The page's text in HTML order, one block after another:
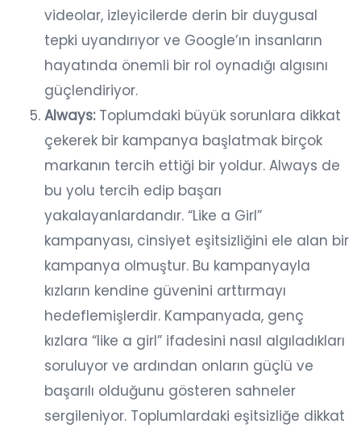
videolar, izleyicilerde derin bir duygusal
tepki uyandırıyor ve Google’ın insanların
hayatında önemli bir rol oynadığı algısını
güçlendiriyor.
Always:Toplumdaki büyük sorunlara dikkat
çekerek bir kampanya başlatmak birçok
markanın tercih ettiği bir yoldur. Always de
bu yolu tercih edip başarı
yakalayanlardandır. “Like a Girl”
kampanyası, cinsiyet eşitsizliğini ele alan bir
kampanya olmuştur. Bu kampanyayla
kızların kendine güvenini arttırmayı
hedeflemişlerdir. Kampanyada, genç
kızlara “like a girl” ifadesini nasıl algıladıkları
soruluyor ve ardından onların güçlü ve
başarılı olduğunu gösteren sahneler
sergileniyor. Toplumlardaki eşitsizliğe dikkat